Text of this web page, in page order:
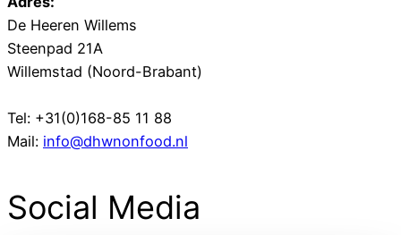
De Heeren Willems
Steenpad 21A
Willemstad (Noord-Brabant)
Tel: +31(0)168-85 11 88
Mail: info@dhwnonfood.nl
Social Media